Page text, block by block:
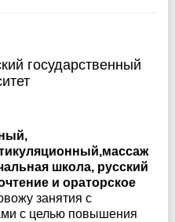
государственный
школа, русский
и ораторское
занятия с
с целью повышения